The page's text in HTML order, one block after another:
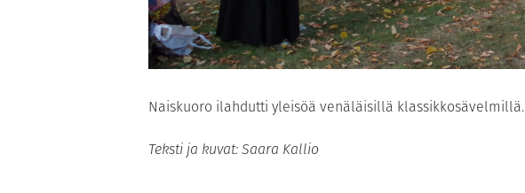
Naiskuoro ilahdutti yleisöä venäläisillä klassikkosävelmillä.
Teksti ja kuvat: Saara Kallio